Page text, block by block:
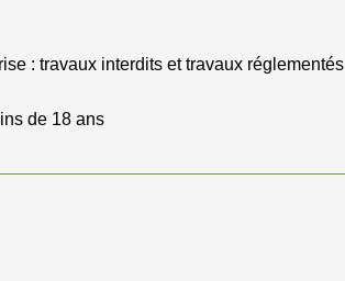
: travaux interdits et travaux réglementés
de 18 ans